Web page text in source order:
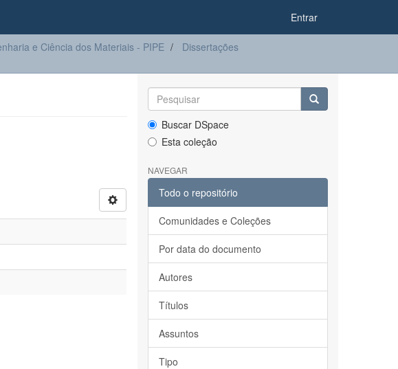
Entrar
e Ciência dos Materiais - PIPE
Dissertações
Buscar DSpace
Esta coleção
NAVEGAR
Todo o repositório
Comunidades e Coleções
Por data do documento
Autores
Títulos
Assuntos
Tipo